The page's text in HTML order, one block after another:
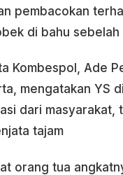
pembacokan
di bahu
Kombespol, Ade
mengatakan YS
dari masyarakat,
tajam
orang tua